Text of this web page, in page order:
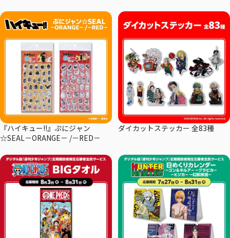
『ハイキュー!!』ぷにジャン
☆SEAL－ORANGE－ /－RED－
ダイカットステッカー 全83種